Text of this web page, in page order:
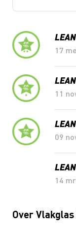
Lean &
17
11
09
14
Over